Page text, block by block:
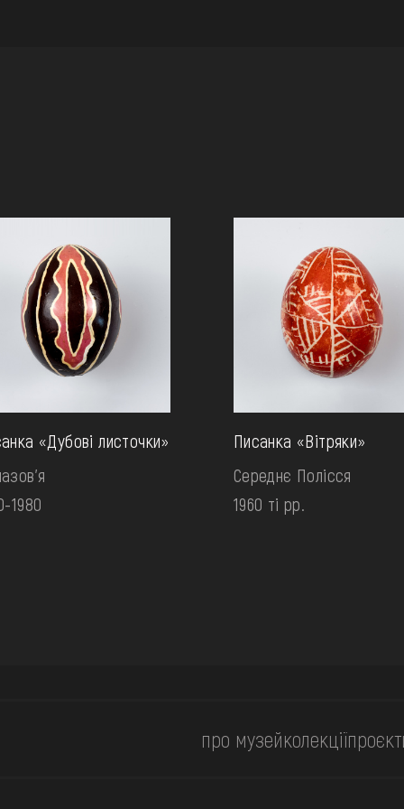
«Дубові листочки»
1980
Писанка «Вітряки»
Середнє Полісся
1960 ті рр.
про музейколекції